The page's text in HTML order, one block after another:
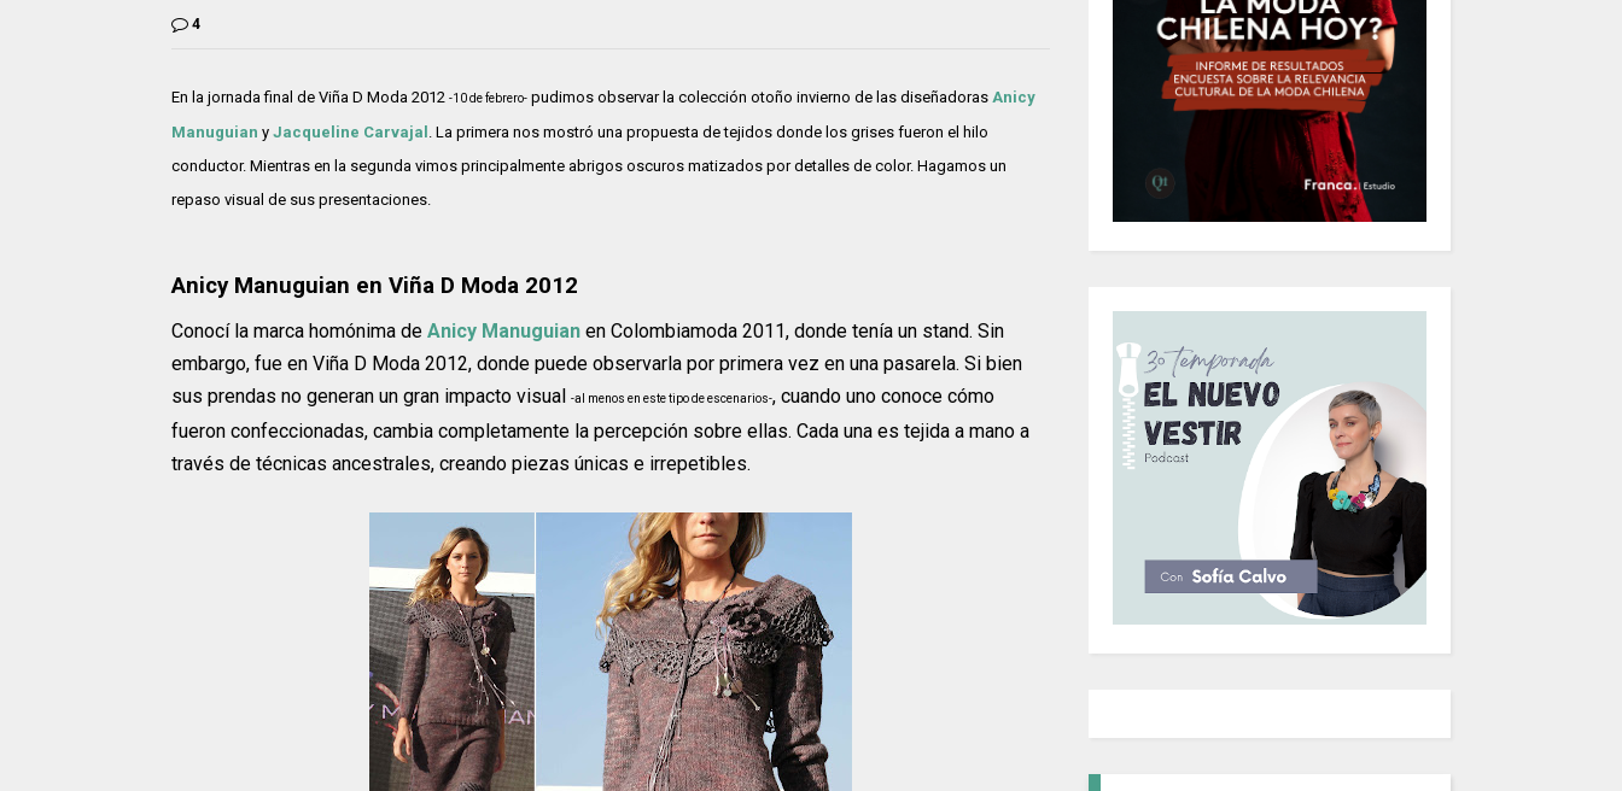
4
En la jornada final de Viña D Moda 2012 -10 de febrero- pudimos observar la colección otoño invierno de las diseñadoras Anicy
Manuguian y Jacqueline Carvajal
. La primera nos mostró una propuesta de tejidos donde los grises fueron el hilo
conductor. Mientras en la segunda vimos principalmente abrigos oscuros matizados por detalles de color. Hagamos un
repaso visual de sus presentaciones.
Anicy Manuguian en Viña D Moda 2012
Conocí la marca homónima de Anicy Manuguian en Colombiamoda 2011, donde tenía un stand. Sin
embargo, fue en Viña D Moda 2012, donde puede observarla por primera vez en una pasarela. Si bien
sus prendas no generan un gran impacto visual -al menos en este tipo de escenarios-, cuando uno conoce cómo
fueron confeccionadas, cambia completamente la percepción sobre ellas. Cada una es tejida a mano a
través de técnicas ancestrales, creando piezas únicas e irrepetibles.